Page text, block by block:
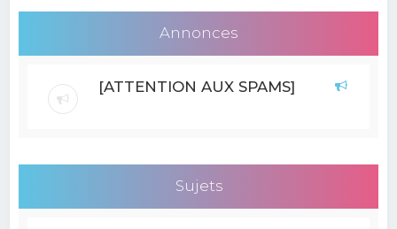
r
Annonces
[ATTENTION AUX SPAMS]
Sujets